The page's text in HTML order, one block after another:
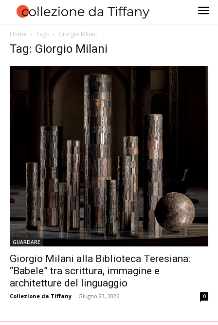
Home Tags Giorgio Milani
Tag: Giorgio Milani
GUARDARE
Giorgio Milani alla Biblioteca Teresiana:
“Babele” tra scrittura, immagine e
architetture del linguaggio
Collezione da Tiffany - Giugno 23, 2026 0